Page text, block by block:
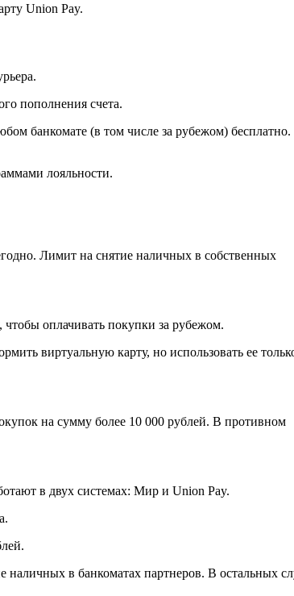
Union Pay.
пополнения счета.
банкомате (в том числе за рубежом) бесплатно.
лояльности.
Лимит на снятие наличных в собственных
оплачивать покупки за рубежом.
виртуальную карту, но использовать ее
на сумму более 10 000 рублей. В противном
в двух системах: Мир и Union Pay.
наличных в банкоматах партнеров. В остальных